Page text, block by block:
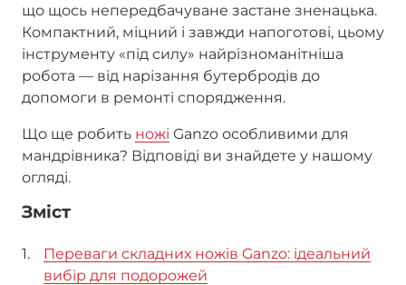
що щось непередбачуване застане зненацька.
Компактний, міцний і завжди напоготові, цьому
інструменту «під силу» найрізноманітніша
робота — від нарізання бутербродів до
допомоги в ремонті спорядження.
Що ще робить ножі Ganzo особливими для
мандрівника? Відповіді ви знайдете у нашому
огляді.
Зміст
Переваги складних ножів Ganzo: ідеальний
вибір для подорожей